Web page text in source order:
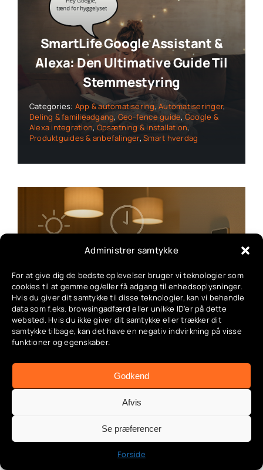
Administrer samtykke
For at give dig de bedste oplevelser bruger vi teknologier som
cookies til at gemme og/eller få adgang til enhedsoplysninger.
Hvis du giver dit samtykke til disse teknologier, kan vi behandle
data som f.eks. browsingadfærd eller unikke ID'er på dette
websted. Hvis du ikke giver dit samtykke eller trækker dit
samtykke tilbage, kan det have en negativ indvirkning på visse
funktioner og egenskaber.
Godkend
Afvis
Se præferencer
Forside
SmartLife Google Assistant &
Alexa: Den Ultimative Guide Til
Stemmestyring
Categories: App & automatisering,Automatiseringer,
Deling & familieadgang, Geo-fence guide, Google &
Alexa integration, Opsætning & installation,
Produktguides & anbefalinger,Smart hverdag
Smart Home Automatisering:
Rutiner Og Tidsplaner I Dit
Smarte Hjem
Categories:App & automatisering,Automatiseringer
Bevægelsessensorer i haven ,Deling & familieadgang,
Energimåling,Geo-fence guide Indendørs belysning
Lys automatisering
Smart hverdag
Udendørs belysning